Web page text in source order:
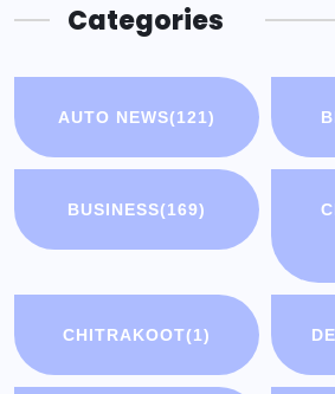
Categories
AUTO NEWS(121)
BUSINESS(169)
CHITRAKOOT(1)